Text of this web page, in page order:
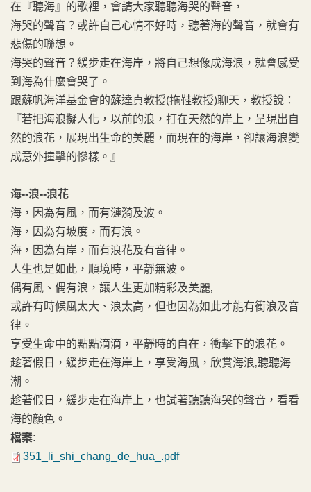
在『聽海』的歌裡，會請大家聽聽海哭的聲音，
海哭的聲音？或許自己心情不好時，聽著海的聲音，就會有
悲傷的聯想。
海哭的聲音？緩步走在海岸，將自己想像成海浪，就會感受
到海為什麼會哭了。
跟蘇帆海洋基金會的蘇達貞教授(拖鞋教授)聊天，教授說：
『若把海浪擬人化，以前的浪，打在天然的岸上，呈現出自
然的浪花，展現出生命的美麗，而現在的海岸，卻讓海浪變
成意外撞擊的慘樣。』
海--浪--浪花
海，因為有風，而有漣漪及波。
海，因為有坡度，而有浪。
海，因為有岸，而有浪花及有音律。
人生也是如此，順境時，平靜無波。
偶有風、偶有浪，讓人生更加精彩及美麗‚
或許有時候風太大、浪太高，但也因為如此才能有衝浪及音
律。
享受生命中的點點滴滴，平靜時的自在，衝擊下的浪花。
趁著假日，緩步走在海岸上，享受海風，欣賞海浪‚聽聽海
潮。
趁著假日，緩步走在海岸上，也試著聽聽海哭的聲音，看看
海的顏色。
檔案:
351_li_shi_chang_de_hua_.pdf